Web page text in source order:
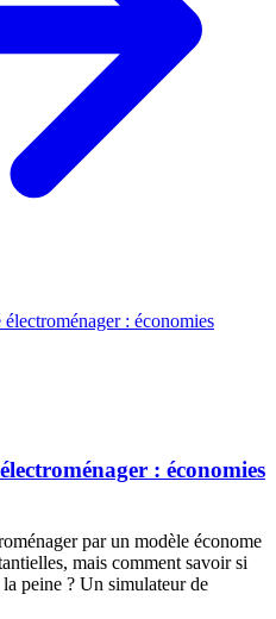
: économies
par un modèle économe
mais comment savoir si
peine ? Un simulateur de